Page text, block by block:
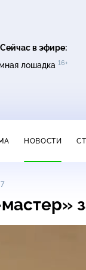
Сейчас в эфире:
лошадка 16+
НОВОСТИ